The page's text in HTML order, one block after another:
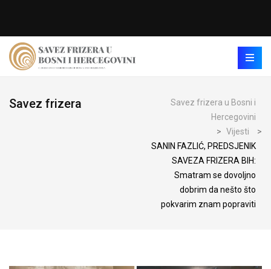
Savez frizera
Savez frizera u Bosni i
Hercegovini
> Vijesti
>
SANIN FAZLIĆ, PREDSJENIK
SAVEZA FRIZERA BIH:
Smatram se dovoljno
dobrim da nešto što
pokvarim znam popraviti